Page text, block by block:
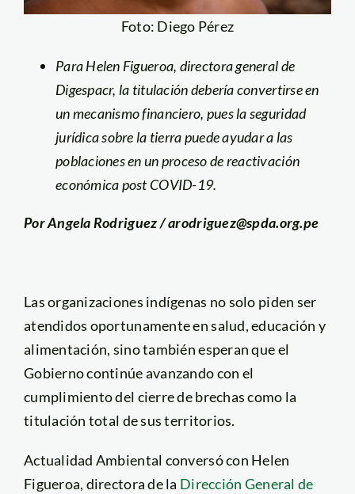
Foto: Diego Pérez
Para Helen Figueroa, directora general de
Digespacr, la titulación debería convertirse en
un mecanismo financiero, pues la seguridad
jurídica sobre la tierra puede ayudar a las
poblaciones en un proceso de reactivación
económica post COVID-19.
Por Angela Rodriguez / arodriguez@spda.org.pe
Las organizaciones indígenas no solo piden ser
atendidos oportunamente en salud, educación y
alimentación, sino también esperan que el
Gobierno continúe avanzando con el
cumplimiento del cierre de brechas como la
titulación total de sus territorios.
Actualidad Ambiental conversó con Helen
Figueroa, directora de la Dirección General de